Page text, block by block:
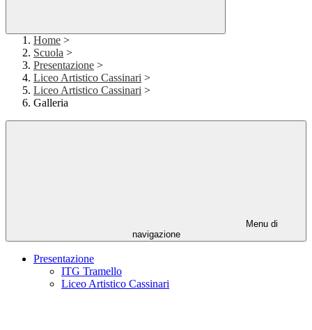
Home >
Scuola >
Presentazione >
Liceo Artistico Cassinari >
Liceo Artistico Cassinari >
Galleria
Menu di
navigazione
Presentazione
ITG Tramello
Liceo Artistico Cassinari